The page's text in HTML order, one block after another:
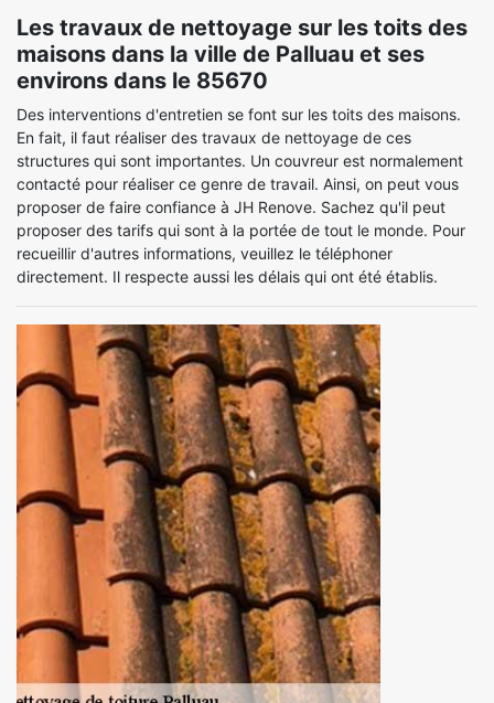
Les travaux de nettoyage sur les toits des
maisons dans la ville de Palluau et ses
environs dans le 85670
Des interventions d'entretien se font sur les toits des maisons.
En fait, il faut réaliser des travaux de nettoyage de ces
structures qui sont importantes. Un couvreur est normalement
contacté pour réaliser ce genre de travail. Ainsi, on peut vous
proposer de faire confiance à JH Renove. Sachez qu'il peut
proposer des tarifs qui sont à la portée de tout le monde. Pour
recueillir d'autres informations, veuillez le téléphoner
directement. Il respecte aussi les délais qui ont été établis.